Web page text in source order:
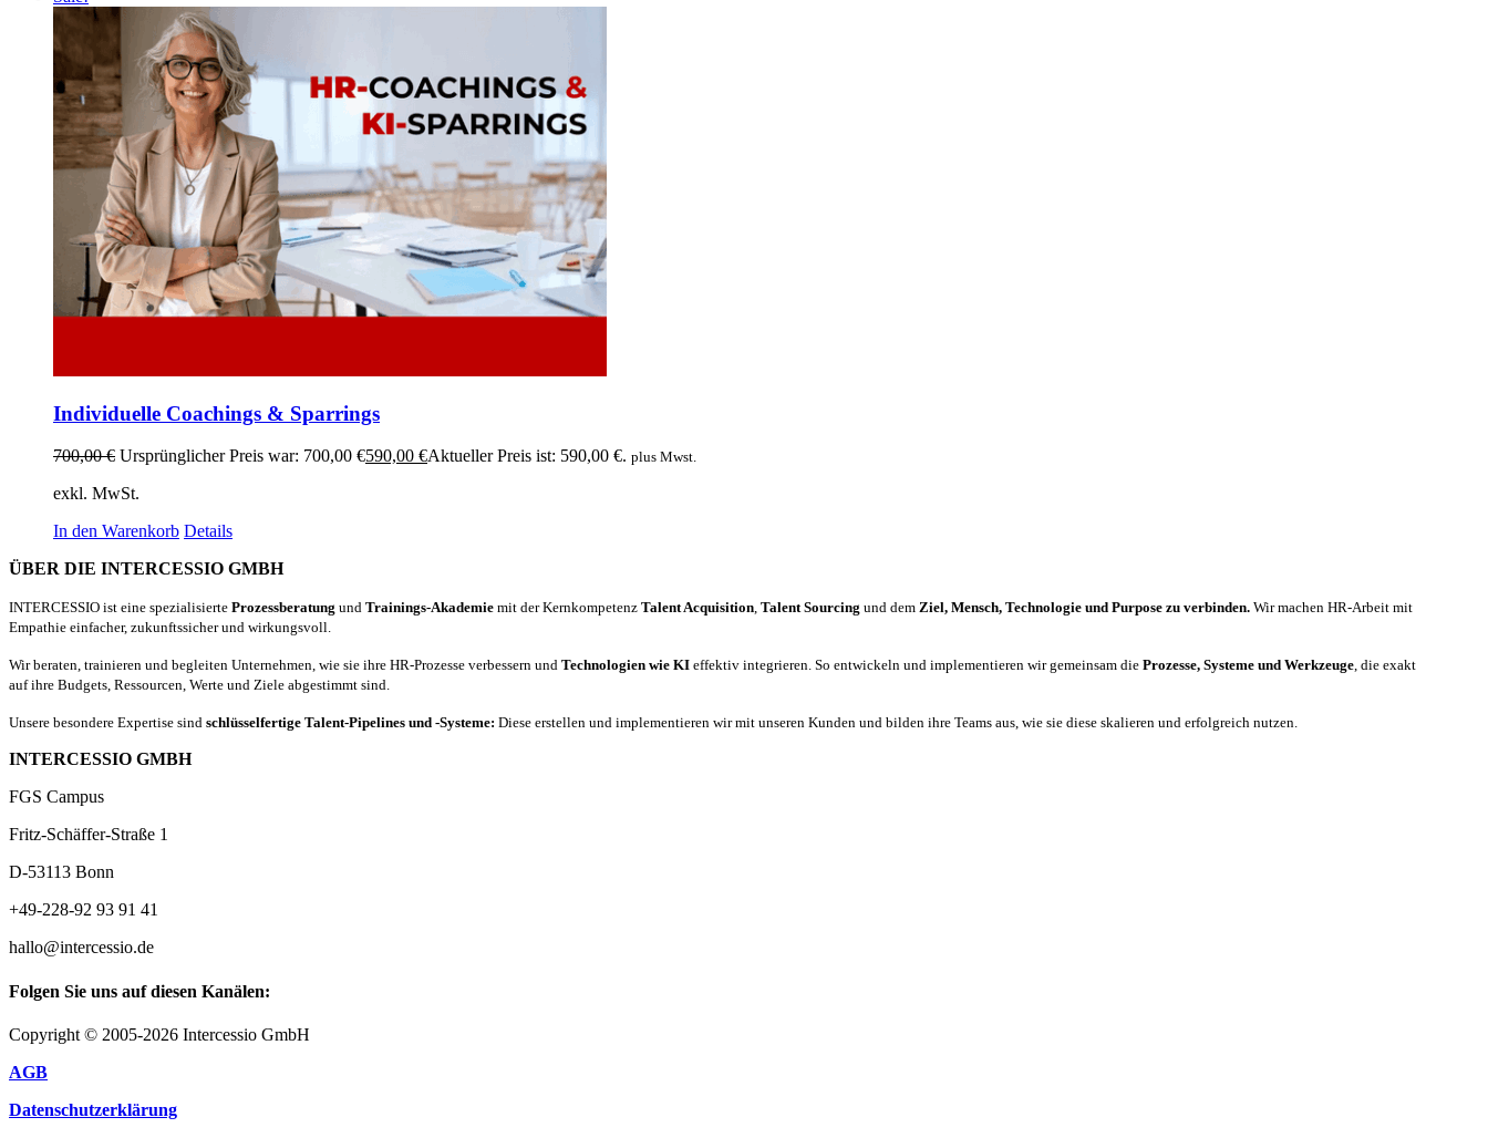
Individuelle Coachings & Sparrings
700,00€ Ursprünglicher Preis war: 700,00 €590,00 €Aktueller Preis ist: 590,00 €. plus Mwst.
exkl. MwSt.
In den Warenkorb Details
ÜBER DIE INTERCESSIO GMBH
INTERCESSIO ist eine spezialisierte Prozessberatung und Trainings-Akademie mit der Kernkompetenz Talent Acquisition, Talent Sourcing und dem Ziel, Mensch, Technologie und Purpose zu verbinden. Wir machen HR-Arbeit mit
Empathie einfacher, zukunftssicher und wirkungsvoll.
Wir beraten, trainieren und begleiten Unternehmen, wie sie ihre HR-Prozesse verbessern und Technologien wie KI effektiv integrieren. So entwickeln und implementieren wir gemeinsam die Prozesse, Systeme und Werkzeuge, die exakt
auf ihre Budgets, Ressourcen, Werte und Ziele abgestimmt sind.
Unsere besondere Expertise sind schlüsselfertige Talent-Pipelines und -Systeme: Diese erstellen und implementieren wir mit unseren Kunden und bilden ihre Teams aus, wie sie diese skalieren und erfolgreich nutzen.
INTERCESSIO GMBH
FGS Campus
Fritz-Schäffer-Straße 1
D-53113 Bonn
+49-228-92 93 91 41
hallo@intercessio.de
Folgen Sie uns auf diesen Kanälen:
Copyright © 2005-2026 Intercessio GmbH
AGB
Datenschutzerklärung